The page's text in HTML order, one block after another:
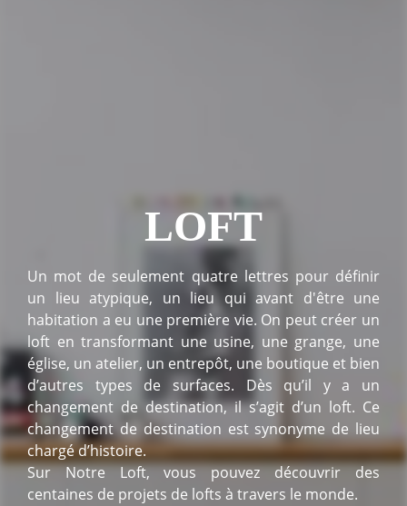
LOFT
Un mot de seulement quatre lettres pour définir
un lieu atypique, un lieu qui avant d'être une
habitation a eu une première vie. On peut créer un
loft en transformant une usine, une grange, une
église, un atelier, un entrepôt, une boutique et bien
d’autres types de surfaces. Dès qu’il y a un
changement de destination, il s’agit d’un loft. Ce
changement de destination est synonyme de lieu
chargé d’histoire.
Sur Notre Loft, vous pouvez découvrir des
centaines de projets de lofts à travers le monde.